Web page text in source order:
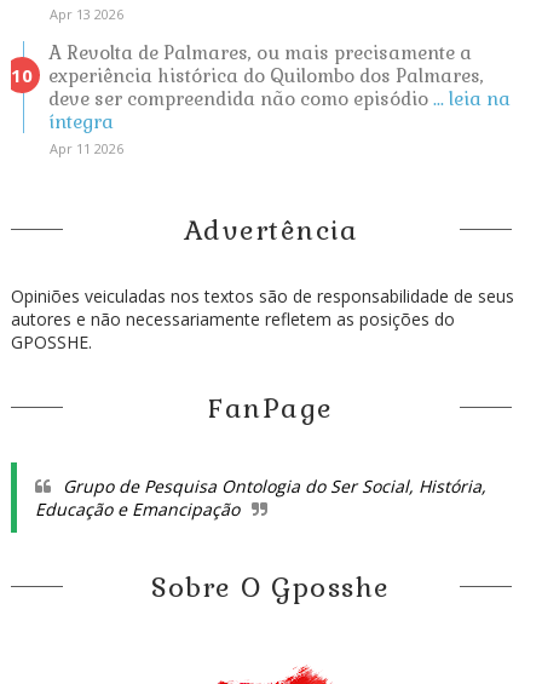
Apr 13 2026
A Revolta de Palmares, ou mais precisamente a
experiência histórica do Quilombo dos Palmares,
deve ser compreendida não como episódio ... leia na
íntegra
Apr 11 2026
Advertência
Opiniões veiculadas nos textos são de responsabilidade de seus
autores e não necessariamente refletem as posições do
GPOSSHE.
FanPage
Grupo de Pesquisa Ontologia do Ser Social, História,
Educação e Emancipação
Sobre O Gposshe